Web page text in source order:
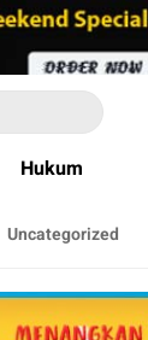
Hukum
Uncategorized